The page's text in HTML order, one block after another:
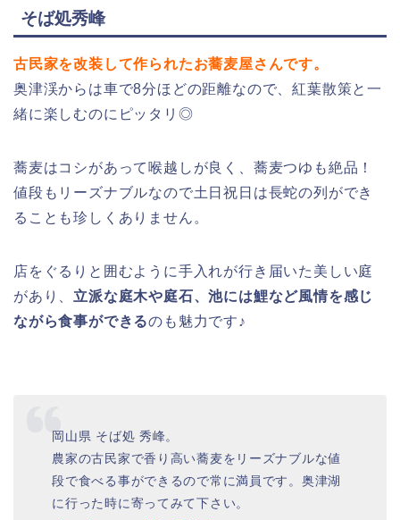
そば処秀峰
古民家を改装して作られたお蕎麦屋さんです。
奥津渓からは車で8分ほどの距離なので、紅葉散策と一
緒に楽しむのにピッタリ◎
蕎麦はコシがあって喉越しが良く、蕎麦つゆも絶品！
値段もリーズナブルなので土日祝日は長蛇の列ができ
ることも珍しくありません。
店をぐるりと囲むように手入れが行き届いた美しい庭
があり、 立派な庭木や庭石、池には鯉など風情を感じ
ながら食事ができるのも魅力です♪
岡山県 そば処 秀峰。
農家の古民家で香り高い蕎麦をリーズナブルな値
段で食べる事ができるので常に満員です。奥津湖
に行った時に寄ってみて下さい。